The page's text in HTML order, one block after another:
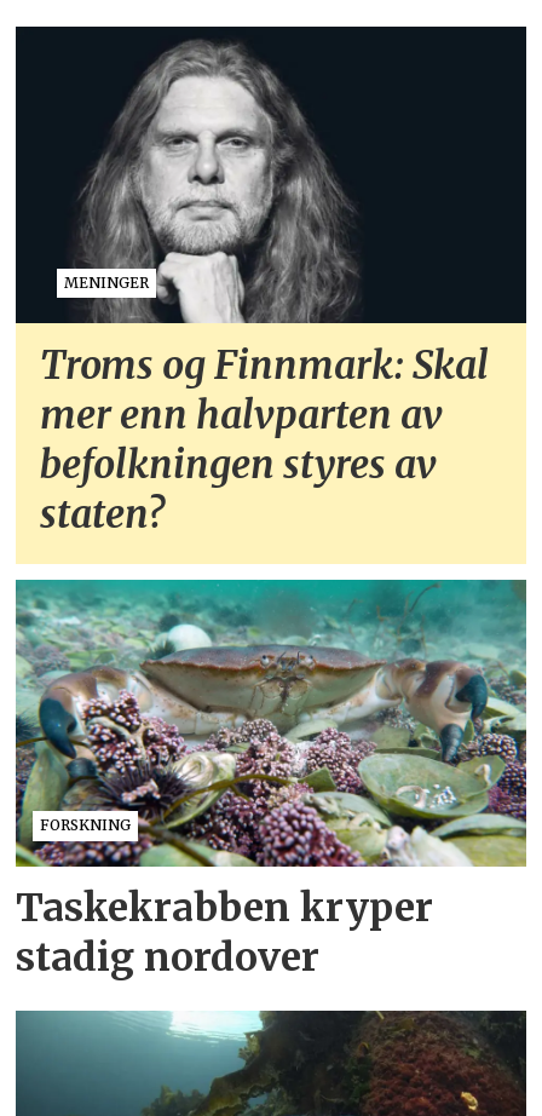
MENINGER
Troms og Finnmark: Skal
mer enn halvparten av
befolkningen styres av
staten?
FORSKNING
Taskekrabben kryper
stadig nordover